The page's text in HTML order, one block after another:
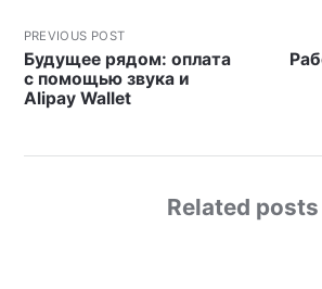
PREVIOUS POST
Будущее рядом: оплата
с помощью звука и
Alipay Wallet
Related posts